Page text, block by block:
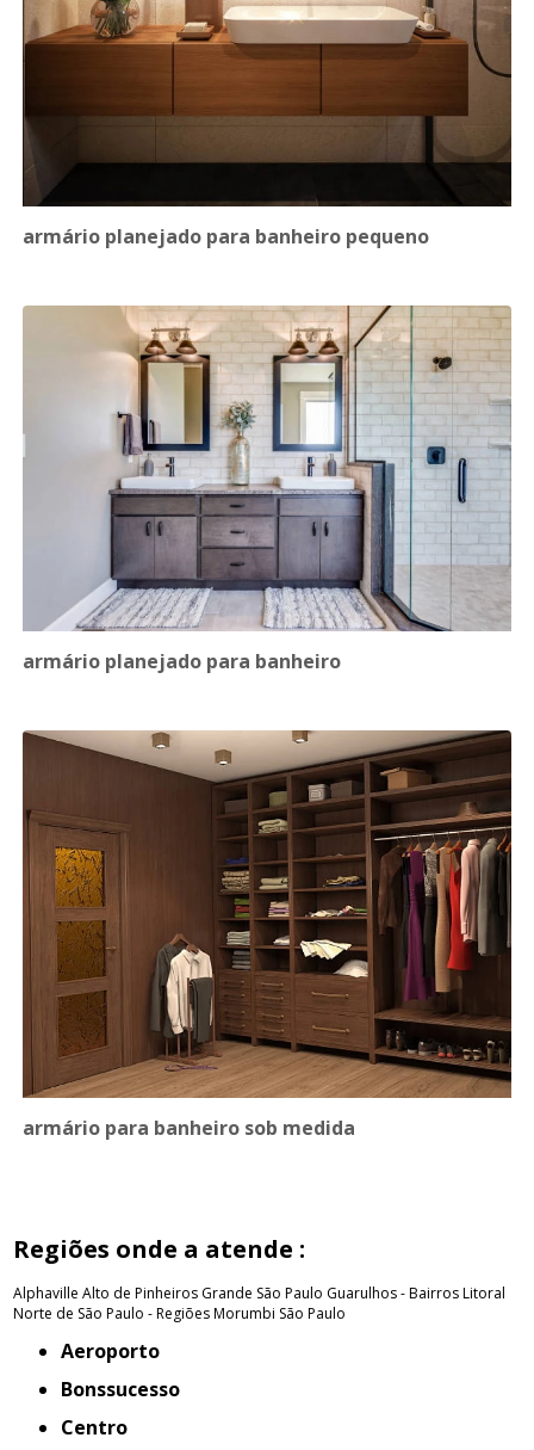
armário planejado para banheiro pequeno
armário planejado para banheiro
armário para banheiro sob medida
Regiões onde a atende :
Alphaville Alto de Pinheiros Grande São Paulo Guarulhos - BairrosLitoral
Norte de São Paulo - RegiõesMorumbi São Paulo
Aeroporto
Bonssucesso
Centro